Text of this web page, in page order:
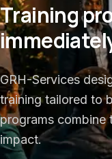
Training
GRH-Services
training tailored to
programs combine
impact.